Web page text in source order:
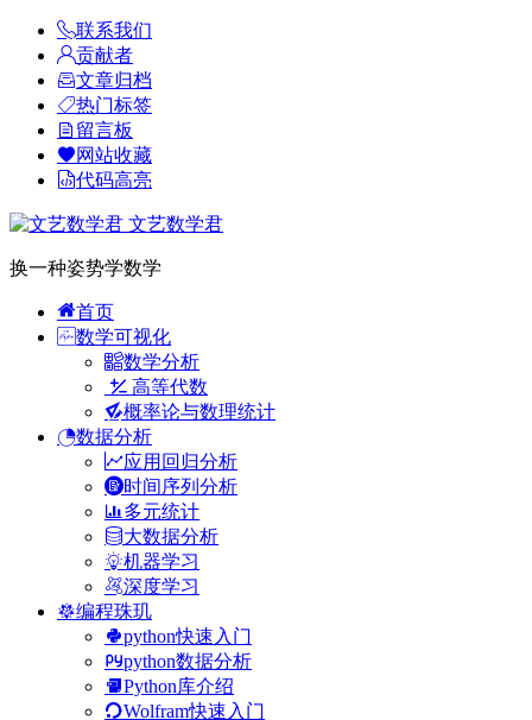
联系我们
贡献者
文章归档
热门标签
留言板
网站收藏
代码高亮
文艺数学君
换一种姿势学数学
首页
数学可视化
数学分析
高等代数
概率论与数理统计
数据分析
应用回归分析
时间序列分析
多元统计
大数据分析
机器学习
深度学习
编程珠玑
python快速入门
python数据分析
Python库介绍
Wolfram快速入门